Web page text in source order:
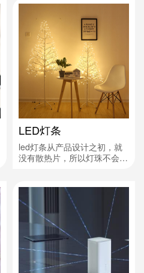
率、高亮度、低热量、坚固耐
用等。随着LED的高速发展，
现在的LED技术先进已经广泛
应用到各种高科技玩具上面，
所以只要你稍去注意，闪光玩
具是随处可见的。 能够发
光，发亮而且会闪烁的玩具我
LED灯条
led灯条从产品设计之初，就
没有散热片，所以灯珠不会非
明，主要用于烘托气氛、节日
装点以及一些KTV之类的室内
装修。